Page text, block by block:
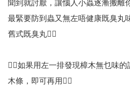
聞到就討厭，讓惱人小蟲逐漸搬離
最緊要防到蟲又無左唔健康既臭丸
舊式既臭丸✌🏻
👉🏻如果用左一排發現樟木無乜味
木條，即可再用👈🏻